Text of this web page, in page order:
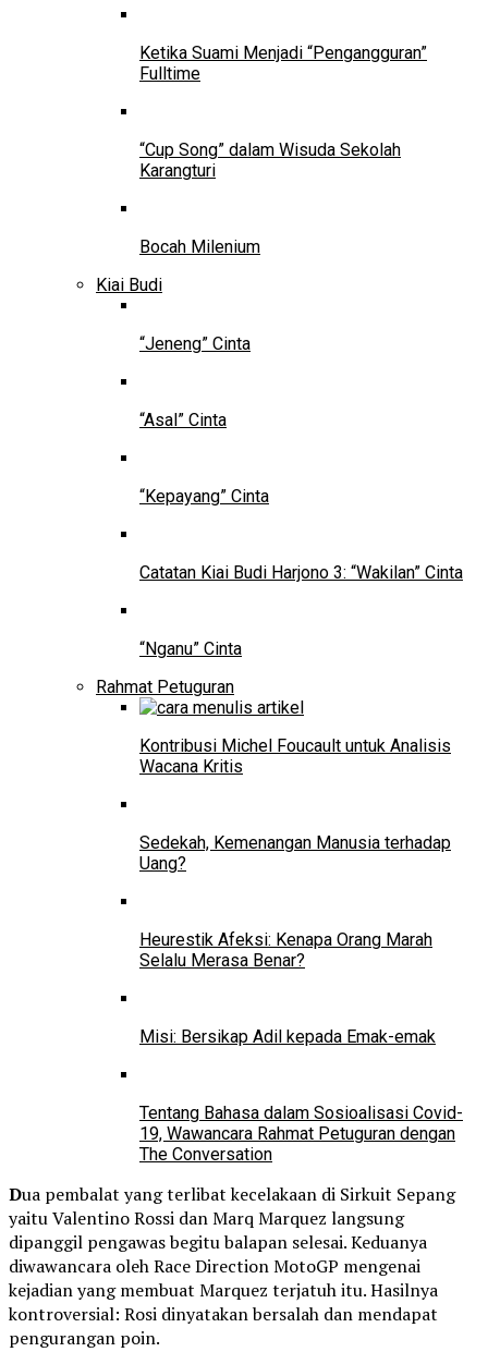
Ketika Suami Menjadi “Pengangguran”
Fulltime
“Cup Song” dalam Wisuda Sekolah
Karangturi
Bocah Milenium
Kiai Budi
“Jeneng” Cinta
“Asal” Cinta
“Kepayang” Cinta
Catatan Kiai Budi Harjono 3: “Wakilan” Cinta
“Nganu” Cinta
Rahmat Petuguran
Kontribusi Michel Foucault untuk Analisis
Wacana Kritis
Sedekah, Kemenangan Manusia terhadap
Uang?
Heurestik Afeksi: Kenapa Orang Marah
Selalu Merasa Benar?
Misi: Bersikap Adil kepada Emak-emak
Tentang Bahasa dalam Sosioalisasi Covid-
19, Wawancara Rahmat Petuguran dengan
The Conversation
Dua pembalat yang terlibat kecelakaan di Sirkuit Sepang
yaitu Valentino Rossi dan Marq Marquez langsung
dipanggil pengawas begitu balapan selesai. Keduanya
diwawancara oleh Race Direction MotoGP mengenai
kejadian yang membuat Marquez terjatuh itu. Hasilnya
kontroversial: Rosi dinyatakan bersalah dan mendapat
pengurangan poin.